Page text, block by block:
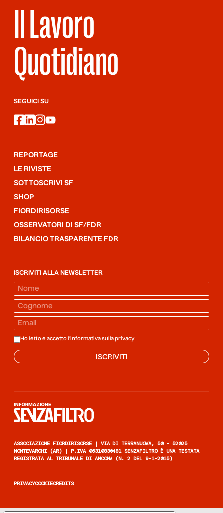
Il Lavoro
Quotidiano
SEGUICI SU
facebook
linkedin
instagram
youtube
REPORTAGE
LE RIVISTE
SOTTOSCRIVI SF
SHOP
FIORDIRISORSE
OSSERVATORI DI SF/FDR
BILANCIO TRASPARENTE FDR
ISCRIVITI ALLA NEWSLETTER
Ho letto e accetto l'informativa sulla privacy
ISCRIVITI
ASSOCIAZIONE FIORDIRISORSE | VIA DI TERRANUOVA, 50 - 52025
MONTEVARCHI (AR) | P.IVA 06310830481 SENZAFILTRO È UNA TESTATA
REGISTRATA AL TRIBUNALE DI ANCONA (N. 2 DEL 9-1-2015)
PRIVACYCOOKIECREDITS